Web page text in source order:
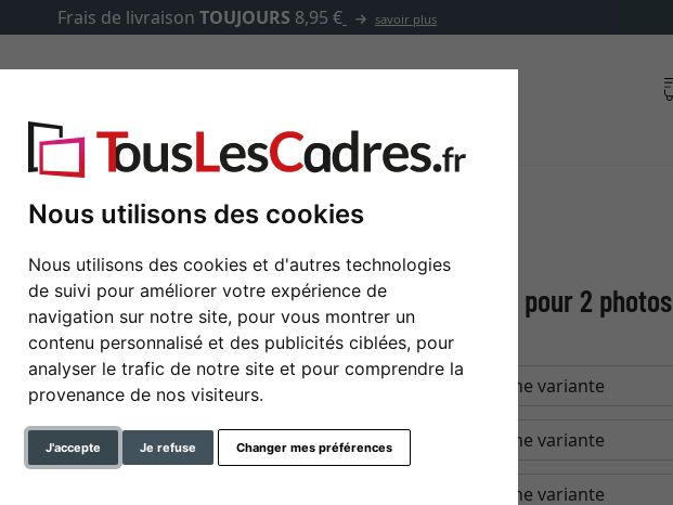
Nous utilisons des cookies
Nous utilisons des cookies et d'autres technologies
de suivi pour améliorer votre expérience de
navigation sur notre site, pour vous montrer un
contenu personnalisé et des publicités ciblées, pour
analyser le trafic de notre site et pour comprendre la
provenance de nos visiteurs.
J'accepte Je refuse Changer mes préférences
Frais de livraison TOUJOURS 8,95 € savoir plus
Passe-partout Marques Accessoires
Cadre multi photos Jade pour 2 photos
format